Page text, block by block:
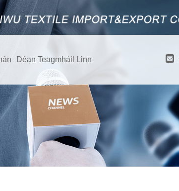
Déan Teagmháil Linn